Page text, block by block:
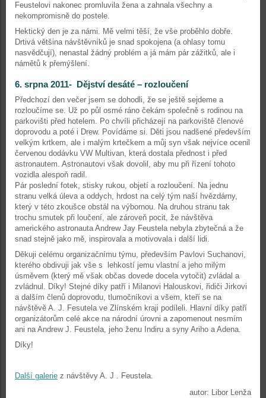
Feustelovi nakonec promluvila žena a zahnala všechny a
nekompromisně do postele.
Hektický den je za námi. Mě velmi těší, že vše proběhlo dobře.
Drtivá většina návštěvníků je snad spokojena (a ohlasy tomu
nasvědčují), nenastal žádný problém a já mám pár zážitků, ale i
námětů k přemýšlení.
6. srpna 2011- Dějství desáté – rozloučení
Předchozí den večer jsem se dohodli, že se ještě sejdeme a
rozloučíme se. Už po půl osmé ráno čekám společně s rodinou na
parkovišti před hotelem. Po chvíli přicházejí na parkoviště členové
doprovodu a poté i Drew. Povídáme si. Děti jsou nadšené především
velkým krtkem, ale i malým krtečkem a můj syn však nejvíce ocenil
červenou dodávku VW Multivan, která dostala přednost i před
astronautem. Astronautovi však dovolil, aby mu při řízení tohoto
vozidla alespoň radil.
Pár poslední fotek, stisky rukou, objetí a rozloučení. Na jednu
stranu velká úleva a oddych, hrdost na celý tým naší hvězdárny,
který v této zkoušce obstál na výbornou. Na druhou stranu tak
trochu smutek při loučení, ale zároveň pocit, že návštěva
amerického astronauta Andrew Jay Feustela nebyla zbytečná a že
snad stejně jako mě, inspirovala a motivovala i další lidi.
Děkuji celému organizačnímu týmu, především Pavlovi Suchanovi,
kterého obdivuji jak vše s lehkostí jemu vlastní a jeho milým
úsměvem (který mě však občas dovede docela vytočit) zvládal a
zvládnul. Díky! Stejné díky patří i Milanovi Halouskovi, řidiči Jirkovi
a dalším členů doprovodu, tlumočníkovi a všem, kteří se na
návštěvě A. J. Fesutela ve Zlínském kraji podíleli. Hlavní díky patří
organizátorům celé akce na národní úrovni a zapomenout nesmím
ani na Andrew J. Feustela, jeho ženu Indiru a syny Ariho a Adena.
Díky!
Další galerie z návštěvy A. J . Feustela.
autor: Libor Lenža